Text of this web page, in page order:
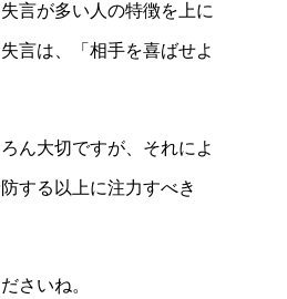
言が多い人の特徴を上に
言は、「相手を喜ばせよ
ん大切ですが、それによ
する以上に注力すべき
さいね。